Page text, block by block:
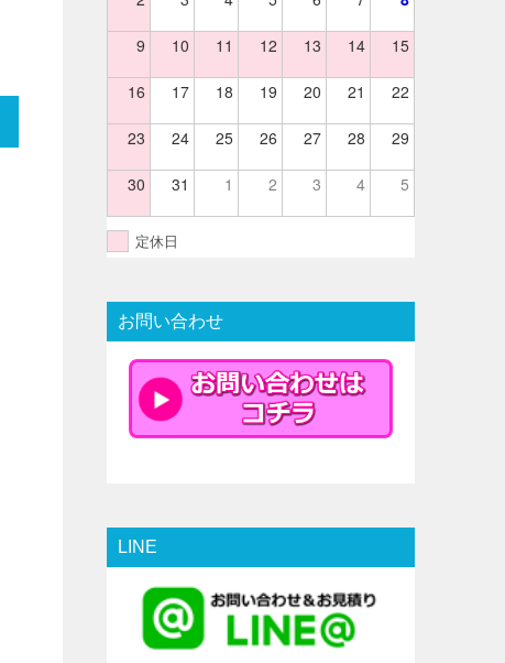
9 10 11 12 13 14 15
16 17 18 19 20 21 22
23 24 25 26 27 28 29
30 31 1 2 3 4 5
定休日
お問い合わせ
LINE